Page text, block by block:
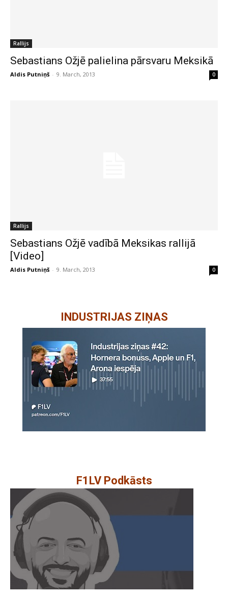
Rallijs
Sebastians Ožjē palielina pārsvaru Meksikā
Aldis Putniņš - 9. March, 2013 0
Rallijs
Sebastians Ožjē vadībā Meksikas rallijā
[Video]
Aldis Putniņš - 9. March, 2013 0
INDUSTRIJAS ZIŅAS
F1LV Podkāsts